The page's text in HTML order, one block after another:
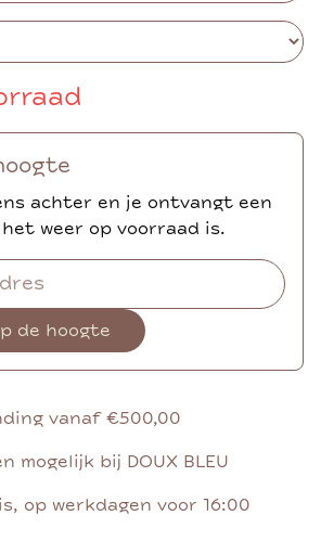
achter en je ontvangt een
weer op voorraad is.
de hoogte
vanaf €500,00
mogelijk bij DOUX BLEU
op werkdagen voor 16:00